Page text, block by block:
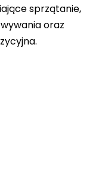
sprzątanie,
oraz